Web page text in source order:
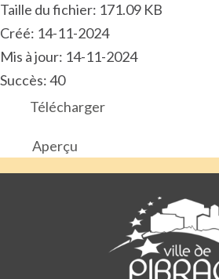
Taille du fichier: 171.09 KB
Créé: 14-11-2024
Mis à jour: 14-11-2024
Succès: 40
Télécharger
Aperçu